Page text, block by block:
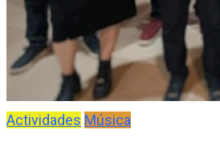
Actividades Música